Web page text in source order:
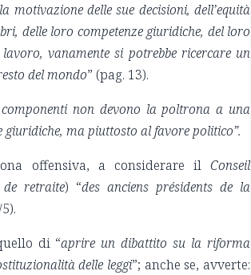
delle sue decisioni, dell’equità
delle loro competenze giuridiche, del loro
vanamente si potrebbe ricercare un
del mondo” (pag. 13).
non devono la poltrona a una
ma piuttosto al favore politico”.
offensiva, a considerare il Conseil
retraite) “des anciens présidents de la
di “aprire un dibattito su la riforma
delle leggi”; anche se, avverte: